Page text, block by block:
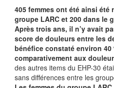
405 femmes ont été ainsi été
groupe LARC et 200 dans le
Après trois ans, il n’y avait
score de douleurs entre les
bénéfice constaté environ
comparativement aux
des autres items du EHP-30
sans différences entre les